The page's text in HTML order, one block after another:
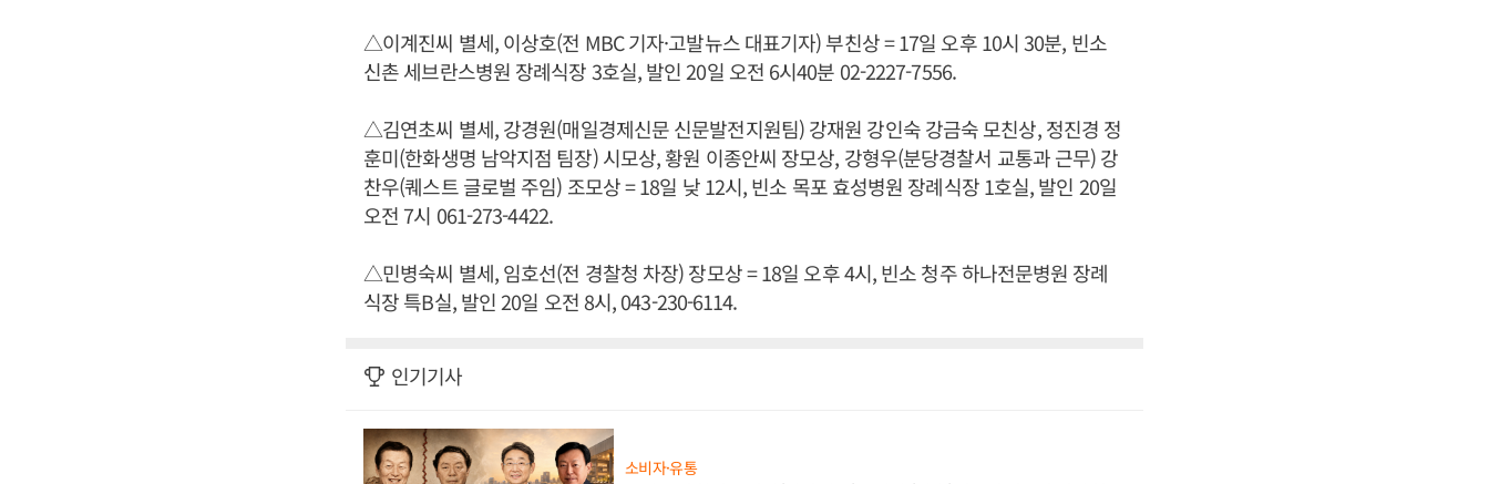
△이계진씨 별세, 이상호(전 MBC 기자·고발뉴스 대표기자) 부친상 = 17일 오후 10시 30분, 빈소
신촌 세브란스병원 장례식장 3호실, 발인 20일 오전 6시40분 02-2227-7556.
△김연초씨 별세, 강경원(매일경제신문 신문발전지원팀) 강재원 강인숙 강금숙 모친상, 정진경 정
훈미(한화생명 남악지점 팀장) 시모상, 황원 이종안씨 장모상, 강형우(분당경찰서 교통과 근무) 강
찬우(퀘스트 글로벌 주임) 조모상 = 18일 낮 12시, 빈소 목포 효성병원 장례식장 1호실, 발인 20일
오전 7시 061-273-4422.
△민병숙씨 별세, 임호선(전 경찰청 차장) 장모상 = 18일 오후 4시, 빈소 청주 하나전문병원 장례
식장 특B실, 발인 20일 오전 8시, 043-230-6114.
인기기사
소비자·유통